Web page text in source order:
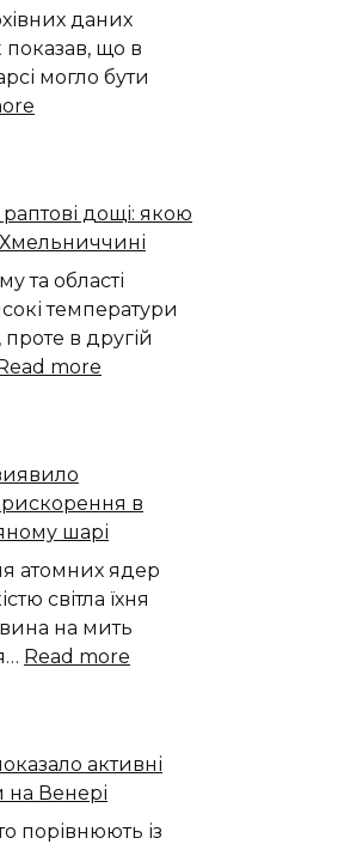
даних
що в
могло бути
показали
значно
більше
води
на
Марсі
дощі: якою
та області
температури
в другій
more
раптові
дощі:
якою
буде
погода
на
в
шарі
атомних ядер
світла їхня
на мить
Read more
прискорення
ядерному
активні
на Венері
порівнюють із